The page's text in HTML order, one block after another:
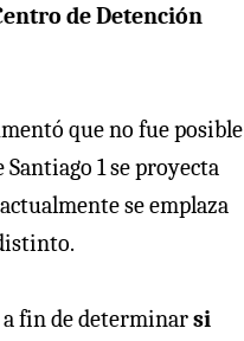
de Detención
que no fue posible
1 se proyecta
se emplaza
fin de determinarsi